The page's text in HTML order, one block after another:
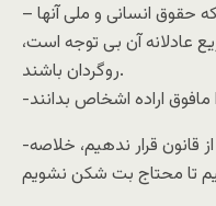
– مردم ایران حق دارند که از هر رژیمی که حقوق انسانی و ملی آنها
عادلانه آن بی توجه است،
روگردان باشند.
-دیگر احدی را با تملق و چاپلوسی بالاتر از قانون قرار ندهیم، خلاصه